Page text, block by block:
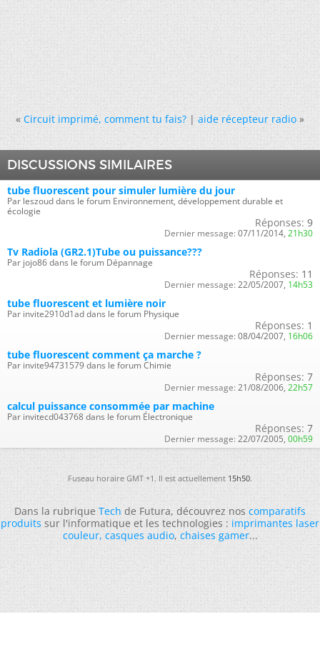
« Circuit imprimé, comment tu fais?|aide récepteur radio »
DISCUSSIONS SIMILAIRES
tube fluorescent pour simuler lumière du jour
Par leszoud dans le forum Environnement, développement durable et
écologie
Réponses: 9
Dernier message: 07/11/2014, 21h30
Tv Radiola (GR2.1)Tube ou puissance???
Par jojo86 dans le forum Dépannage
Réponses: 11
Dernier message: 22/05/2007, 14h53
tube fluorescent et lumière noir
Par invite2910d1ad dans le forum Physique
Réponses: 1
Dernier message: 08/04/2007, 16h06
tube fluorescent comment ça marche ?
Par invite94731579 dans le forum Chimie
Réponses: 7
Dernier message: 21/08/2006, 22h57
calcul puissance consommée par machine
Par invitecd043768 dans le forum Électronique
Réponses: 7
Dernier message: 22/07/2005, 00h59
Fuseau horaire GMT +1. Il est actuellement15h50.
Dans la rubriqueTechde Futura, découvrez noscomparatifs
produitssur l'informatique et les technologies :imprimantes laser
couleur,casques audio,chaises gamer...